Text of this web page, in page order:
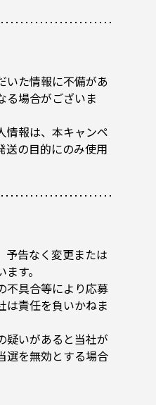
いた情報に不備があ
る場合がございま
情報は、本キャンペ
送の目的にのみ使用
予告なく変更または
す。
不具合等により応募
は責任を負いかねま
疑いがあると当社が
選を無効とする場合